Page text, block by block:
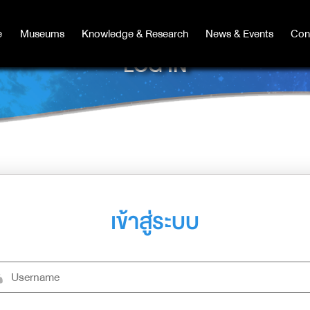
Museums Knowledge & Research News & Events
Museums Knowledge & Research News & Events
LOG IN
เข้าสู่ระบบ